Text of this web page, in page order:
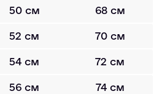
50 см 68 см
52 см 70 см
54 см 72 см
56 см 74 см